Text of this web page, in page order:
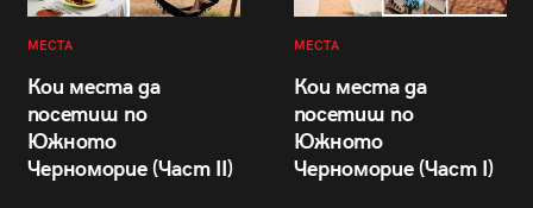
МЕСТА
Кои места да
посетиш по
Южното
Черноморие (Част II)
МЕСТА
Кои места да
посетиш по
Южното
Черноморие (Част I)